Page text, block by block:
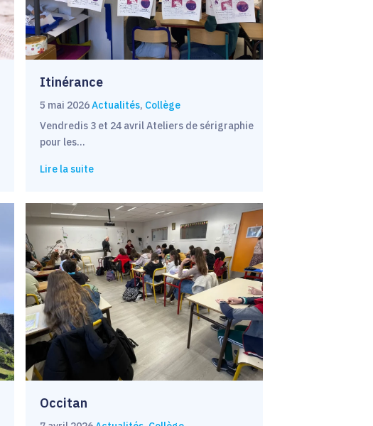
Itinérance
5 mai 2026Actualités, Collège
Vendredis 3 et 24 avril Ateliers de sérigraphie
pour les…
Lire la suite
Occitan